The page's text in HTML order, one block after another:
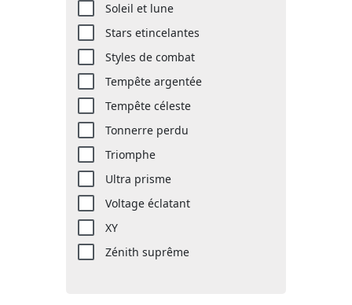
Soleil et lune
Stars etincelantes
Styles de combat
Tempête argentée
Tempête céleste
Tonnerre perdu
Triomphe
Ultra prisme
Voltage éclatant
XY
Zénith suprême